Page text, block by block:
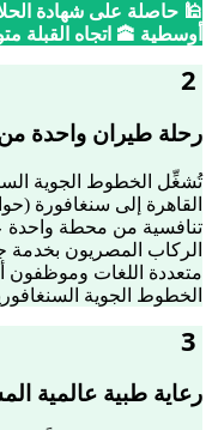
أوسطية 🕋 اتجاه القبلة
2
رحلة طيران واحدة
تُشغِّل الخطوط الجوية
تنافسية من محطة واحدة
الركاب المصريون
متعددة اللغات وموظفون
الخطوط الجوية
3
رعاية طبية عالمية